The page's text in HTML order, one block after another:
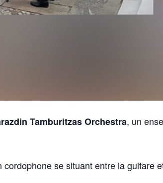
Tamburitzas Orchestra, un
cordophone se situant entre la guitare